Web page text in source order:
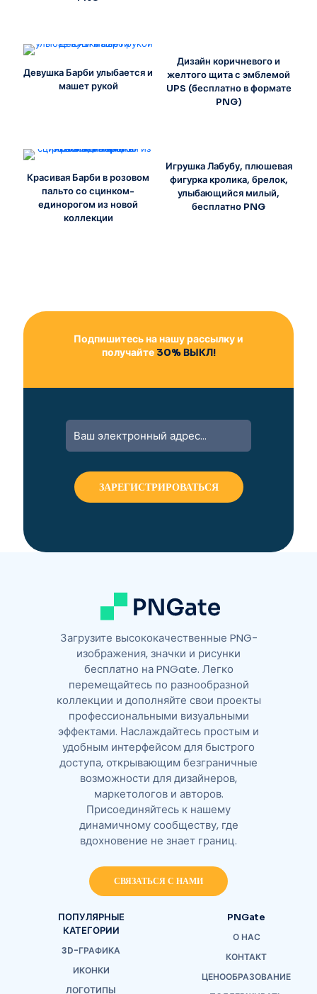
Девушка Барби улыбается и
машет рукой
Дизайн коричневого и
желтого щита с эмблемой
UPS (бесплатно в формате
PNG)
Красивая Барби в розовом
пальто со сцинком-
единорогом из новой
коллекции
Игрушка Лабубу, плюшевая
фигурка кролика, брелок,
улыбающийся милый,
бесплатно PNG
Подпишитесь на нашу рассылку и
получайте30% ВЫКЛ!
Загрузите высококачественные PNG-
изображения, значки и рисунки
бесплатно на PNGate. Легко
перемещайтесь по разнообразной
коллекции и дополняйте свои проекты
профессиональными визуальными
эффектами. Наслаждайтесь простым и
удобным интерфейсом для быстрого
доступа, открывающим безграничные
возможности для дизайнеров,
маркетологов и авторов.
Присоединяйтесь к нашему
динамичному сообществу, где
вдохновение не знает границ.
СВЯЗАТЬСЯ С НАМИ
ПОПУЛЯРНЫЕ
КАТЕГОРИИ
3D-ГРАФИКА
ИКОНКИ
ЛОГОТИПЫ
PNGate
О НАС
КОНТАКТ
ЦЕНООБРАЗОВАНИЕ